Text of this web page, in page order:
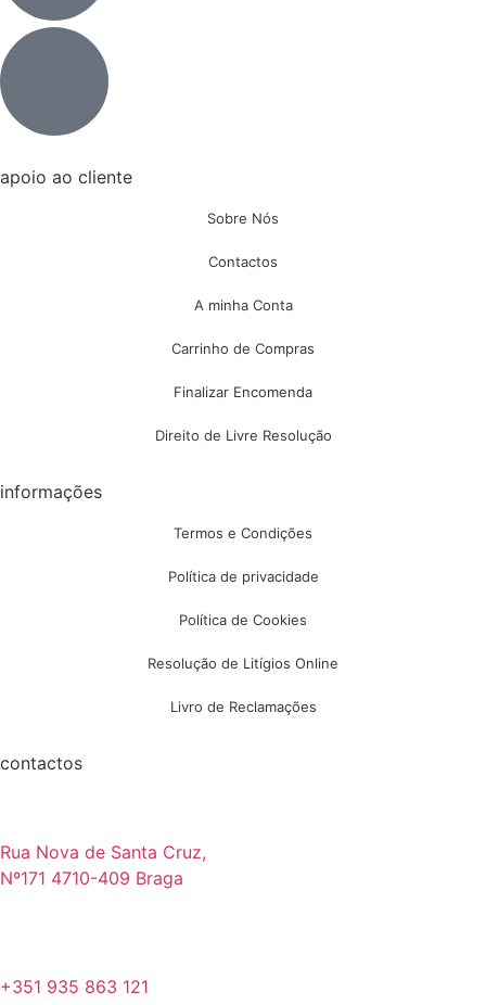
apoio ao cliente
Sobre Nós
Contactos
A minha Conta
Carrinho de Compras
Finalizar Encomenda
Direito de Livre Resolução
informações
Termos e Condições
Política de privacidade
Política de Cookies
Resolução de Litígios Online
Livro de Reclamações
contactos
Rua Nova de Santa Cruz,
Nº171 4710-409 Braga
+351 935 863 121